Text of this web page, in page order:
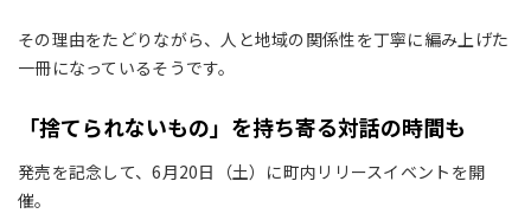
その理由をたどりながら、人と地域の関係性を丁寧に編み上げた
一冊になっているそうです。
「捨てられないもの」を持ち寄る対話の時間も
発売を記念して、6月20日（土）に町内リリースイベントを開
催。